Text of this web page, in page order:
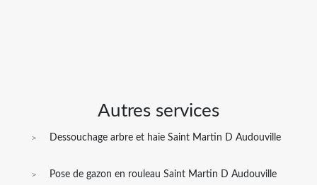
Autres services
Dessouchage arbre et haie Saint Martin D Audouville
Pose de gazon en rouleau Saint Martin D Audouville